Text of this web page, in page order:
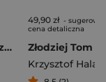
Pieśń krwi. Kruczy Cień. Tom 1
49,90 zł -
cena detaliczna
Złodziej Tom 1
Krzysztof